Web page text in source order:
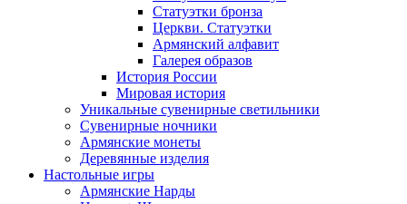
Статуэтки бронза
Церкви. Статуэтки
Армянский алфавит
Галерея образов
История России
Мировая история
Уникальные сувенирные светильники
Сувенирные ночники
Армянские монеты
Деревянные изделия
Настольные игры
Армянские Нарды